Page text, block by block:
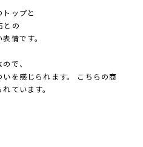
ップと
との
情です。
で、
を感じられます。 こちらの商
ています。